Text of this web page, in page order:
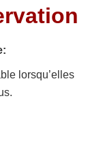
lorsqu’elles